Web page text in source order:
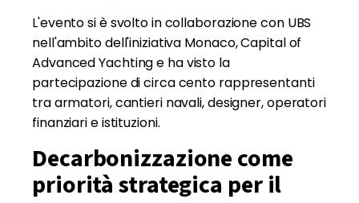
L'evento si è svolto in collaborazione con UBS
nell'ambito dell'iniziativa Monaco, Capital of
Advanced Yachting e ha visto la
partecipazione di circa cento rappresentanti
tra armatori, cantieri navali, designer, operatori
finanziari e istituzioni.
Decarbonizzazione come
priorità strategica per il